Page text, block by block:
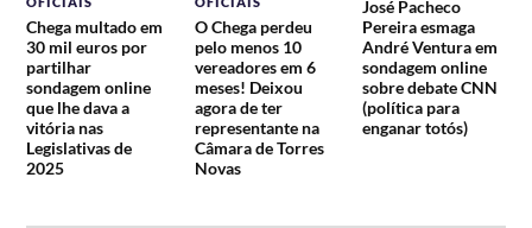
Chega multado em
30 mil euros por
partilhar
sondagem online
que lhe dava a
vitória nas
Legislativas de
2025
O Chega perdeu
pelo menos 10
vereadores em 6
meses! Deixou
agora de ter
representante na
Câmara de Torres
Novas
José Pacheco
Pereira esmaga
André Ventura em
sondagem online
sobre debate CNN
(política para
enganar totós)